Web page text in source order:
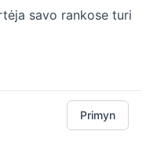
savo rankose turi
Primyn